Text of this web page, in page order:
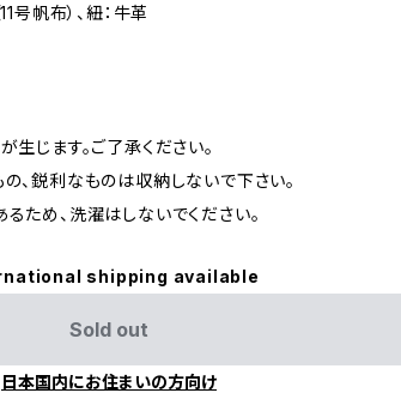
帆布）、紐：牛革
生じます。ご了承ください。
、鋭利なものは収納しないで下さい。
ため、洗濯はしないでください。
shipping available
Sold out
日本国内にお住まいの方向け